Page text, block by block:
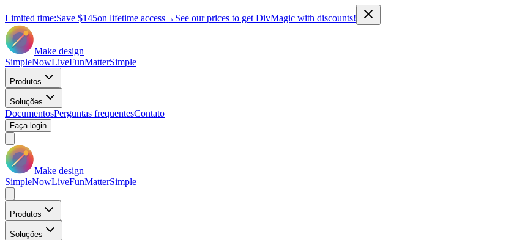
Limited time:Save $145on lifetime access→ See our prices to get DivMagic with discounts!
Make design
SimpleNowLiveFunMatterSimple
Produtos
Soluções
DocumentosPerguntas frequentesContato
Faça login
Make design
SimpleNowLiveFunMatterSimple
Produtos
Soluções